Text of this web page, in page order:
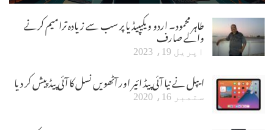
طاہر محمود۔ اردو ویکیپیڈیا پر سب سے زیادہ ترامیم کرنے
والے صارف
اپریل 19، 2023
ایپل نے نیا آئی پیڈ ائیر اور آٹھویں نسل کا آئی پیڈ پیش کر دیا
ستمبر 16، 2020